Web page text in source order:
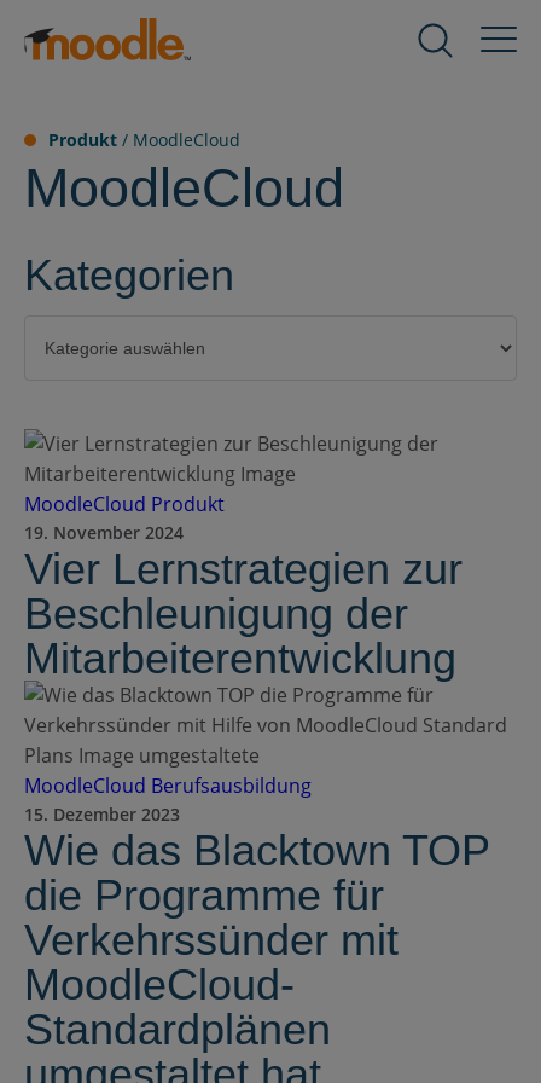
InhaltProdukte
Dienstleistungen
Kontakt
DE
RFP einreichen
Moodle erhalten
Einloggen
Produkt / MoodleCloud
MoodleCloud
Kategorien
MoodleCloud Produkt
19. November 2024
Vier Lernstrategien zur
Beschleunigung der
Mitarbeiterentwicklung
MoodleCloud Berufsausbildung
15. Dezember 2023
Wie das Blacktown TOP
die Programme für
Verkehrssünder mit
MoodleCloud-
Standardplänen